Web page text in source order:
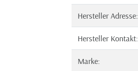
Hersteller Adresse:
Hersteller Kontakt:
Marke: